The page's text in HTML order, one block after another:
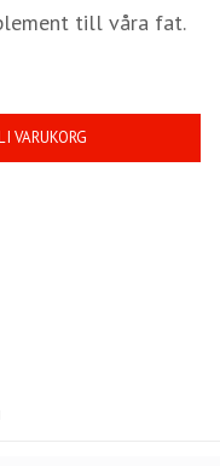
till våra fat.
VARUKORG